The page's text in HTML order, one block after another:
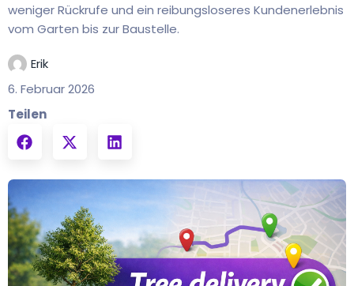
weniger Rückrufe und ein reibungsloseres Kundenerlebnis
vom Garten bis zur Baustelle.
Erik
6. Februar 2026
Teilen